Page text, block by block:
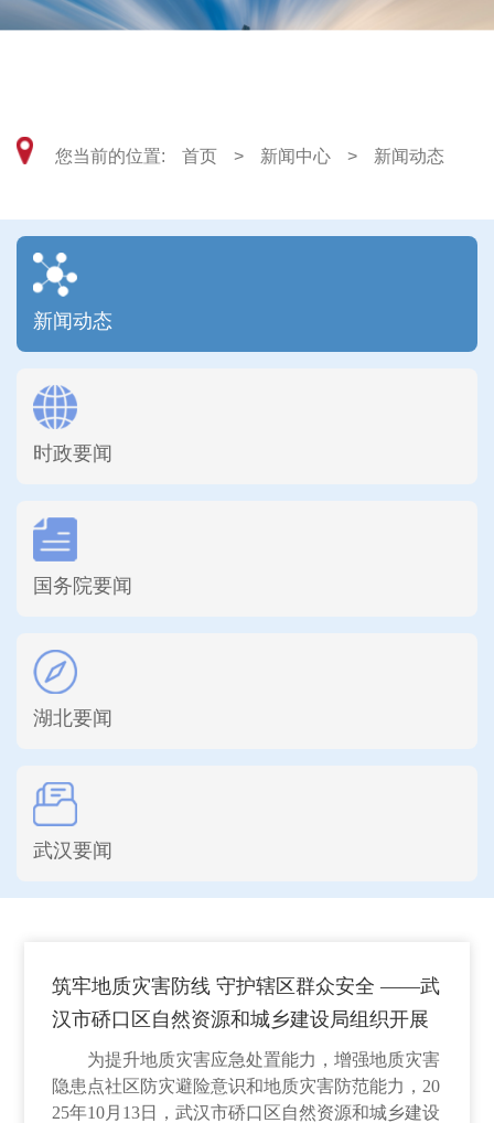
您当前的位置: 首页 > 新闻中心 > 新闻动态
新闻动态
时政要闻
国务院要闻
湖北要闻
武汉要闻
筑牢地质灾害防线 守护辖区群众安全 ——武
汉市硚口区自然资源和城乡建设局组织开展
地质灾害突发情况应急演练
为提升地质灾害应急处置能力，增强地质灾害
隐患点社区防灾避险意识和地质灾害防范能力，20
25年10月13日，武汉市硚口区自然资源和城乡建设